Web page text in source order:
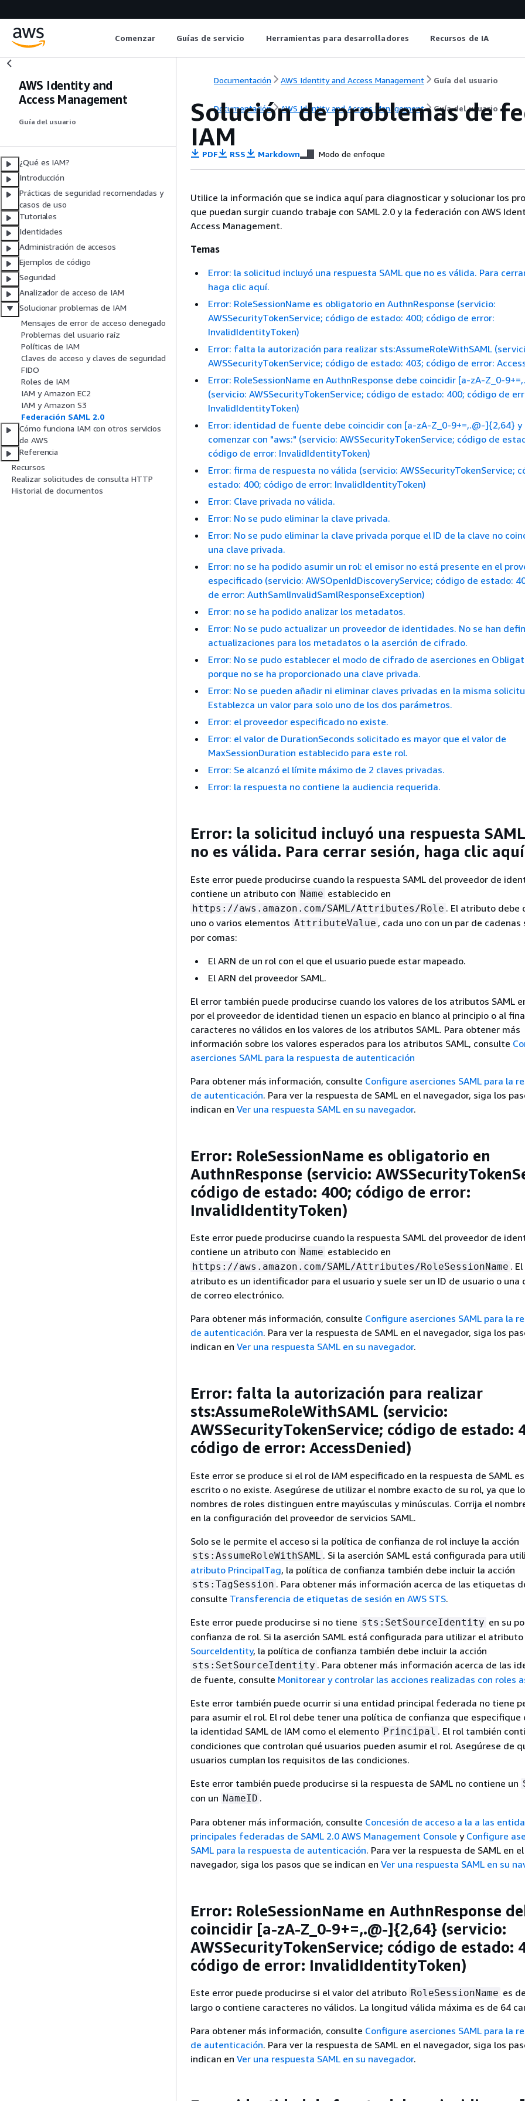
Comenzar Guías de servicio Herramientas para desarrolladores Recursos de IA
AWS Identity and
Access Management
Guía del usuario
¿Qué es IAM?
Introducción
Prácticas de seguridad recomendadas y
casos de uso
Tutoriales
Identidades
Administración de accesos
Ejemplos de código
Seguridad
Analizador de acceso de IAM
Solucionar problemas de IAM
Mensajes de error de acceso denegado
Problemas del usuario raíz
Políticas de IAM
Claves de acceso y claves de seguridad
FIDO
Roles de IAM
IAM y Amazon EC2
IAM y Amazon S3
Federación SAML 2.0
Cómo funciona IAM con otros servicios
de AWS
Referencia
Recursos
Realizar solicitudes de consulta HTTP
Historial de documentos
Documentación AWS Identity and Access Management Guía del usuario
Documentación AWS Identity and Access Management Guía del usuario
Solución de problemas de
IAM
PDF RSS Markdown Modo de enfoque
Utilice la información que se indica aquí para diagnosticar y solucionar los
que puedan surgir cuando trabaje con SAML 2.0 y la federación con AWS
Access Management.
Temas
Error: la solicitud incluyó una respuesta SAML que no es válida. Para
haga clic aquí.
Error: RoleSessionName es obligatorio en AuthnResponse (servicio:
AWSSecurityTokenService; código de estado: 400; código de error:
InvalidIdentityToken)
Error: falta la autorización para realizar sts:AssumeRoleWithSAML
AWSSecurityTokenService; código de estado: 403; código de error:
Error: RoleSessionName en AuthnResponse debe coincidir [a-zA-Z_0-
(servicio: AWSSecurityTokenService; código de estado: 400; código de
InvalidIdentityToken)
Error: identidad de fuente debe coincidir con [a-zA-Z_0-9+=,.@-]{2,64} y
comenzar con "aws:" (servicio: AWSSecurityTokenService; código de
código de error: InvalidIdentityToken)
Error: firma de respuesta no válida (servicio: AWSSecurityTokenService;
estado: 400; código de error: InvalidIdentityToken)
Error: Clave privada no válida.
Error: No se pudo eliminar la clave privada.
Error: No se pudo eliminar la clave privada porque el ID de la clave no
una clave privada.
Error: no se ha podido asumir un rol: el emisor no está presente en el
especificado (servicio: AWSOpenIdDiscoveryService; código de estado:
de error: AuthSamlInvalidSamlResponseException)
Error: no se ha podido analizar los metadatos.
Error: No se pudo actualizar un proveedor de identidades. No se han
actualizaciones para los metadatos o la aserción de cifrado.
Error: No se pudo establecer el modo de cifrado de aserciones en
porque no se ha proporcionado una clave privada.
Error: No se pueden añadir ni eliminar claves privadas en la misma
Establezca un valor para solo uno de los dos parámetros.
Error: el proveedor especificado no existe.
Error: el valor de DurationSeconds solicitado es mayor que el valor de
MaxSessionDuration establecido para este rol.
Error: Se alcanzó el límite máximo de 2 claves privadas.
Error: la respuesta no contiene la audiencia requerida.
Error: la solicitud incluyó una respuesta
no es válida. Para cerrar sesión, haga clic
Este error puede producirse cuando la respuesta SAML del proveedor de
contiene un atributo con Name establecido en
https://aws.amazon.com/SAML/Attributes/Role . El atributo debe
uno o varios elementos AttributeValue , cada uno con un par de cadenas
por comas:
El ARN de un rol con el que el usuario puede estar mapeado.
El ARN del proveedor SAML.
El error también puede producirse cuando los valores de los atributos SAML
por el proveedor de identidad tienen un espacio en blanco al principio o al
caracteres no válidos en los valores de los atributos SAML. Para obtener más
información sobre los valores esperados para los atributos SAML, consulte
aserciones SAML para la respuesta de autenticación
Para obtener más información, consulte Configure aserciones SAML para la
de autenticación. Para ver la respuesta de SAML en el navegador, siga los
indican en Ver una respuesta SAML en su navegador.
Error: RoleSessionName es obligatorio en
AuthnResponse (servicio:
código de estado: 400; código de error:
InvalidIdentityToken)
Este error puede producirse cuando la respuesta SAML del proveedor de
contiene un atributo con Name establecido en
https://aws.amazon.com/SAML/Attributes/RoleSessionName .
atributo es un identificador para el usuario y suele ser un ID de usuario o una
de correo electrónico.
Para obtener más información, consulte Configure aserciones SAML para la
de autenticación. Para ver la respuesta de SAML en el navegador, siga los
indican en Ver una respuesta SAML en su navegador.
Error: falta la autorización para realizar
sts:AssumeRoleWithSAML (servicio:
AWSSecurityTokenService; código de estado:
código de error: AccessDenied)
Este error se produce si el rol de IAM especificado en la respuesta de SAML
escrito o no existe. Asegúrese de utilizar el nombre exacto de su rol, ya que
nombres de roles distinguen entre mayúsculas y minúsculas. Corrija el
en la configuración del proveedor de servicios SAML.
Solo se le permite el acceso si la política de confianza de rol incluye la acción
sts:AssumeRoleWithSAML . Si la aserción SAML está configurada para
atributo PrincipalTag, la política de confianza también debe incluir la acción
sts:TagSession . Para obtener más información acerca de las etiquetas
consulte Transferencia de etiquetas de sesión en AWS STS.
Este error puede producirse si no tiene sts:SetSourceIdentity en su
confianza de rol. Si la aserción SAML está configurada para utilizar el atributo
SourceIdentity, la política de confianza también debe incluir la acción
sts:SetSourceIdentity . Para obtener más información acerca de las
de fuente, consulte Monitorear y controlar las acciones realizadas con roles
Este error también puede ocurrir si una entidad principal federada no tiene
para asumir el rol. El rol debe tener una política de confianza que especifique
la identidad SAML de IAM como el elemento Principal . El rol también
condiciones que controlan qué usuarios pueden asumir el rol. Asegúrese de
usuarios cumplan los requisitos de las condiciones.
Este error también puede producirse si la respuesta de SAML no contiene un
con un NameID .
Para obtener más información, consulte Concesión de acceso a la a las
principales federadas de SAML 2.0 AWS Management Console y Configure
SAML para la respuesta de autenticación. Para ver la respuesta de SAML en el
navegador, siga los pasos que se indican en Ver una respuesta SAML en su
Error: RoleSessionName en AuthnResponse
coincidir [a-zA-Z_0-9+=,.@-]{2,64} (servicio:
AWSSecurityTokenService; código de estado:
código de error: InvalidIdentityToken)
Este error puede producirse si el valor del atributo RoleSessionName es
largo o contiene caracteres no válidos. La longitud válida máxima es de 64
Para obtener más información, consulte Configure aserciones SAML para la
de autenticación. Para ver la respuesta de SAML en el navegador, siga los
indican en Ver una respuesta SAML en su navegador.